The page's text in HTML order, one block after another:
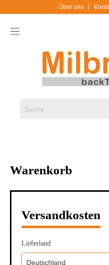
Über uns
Warenkorb
Versandkosten
Lieferland